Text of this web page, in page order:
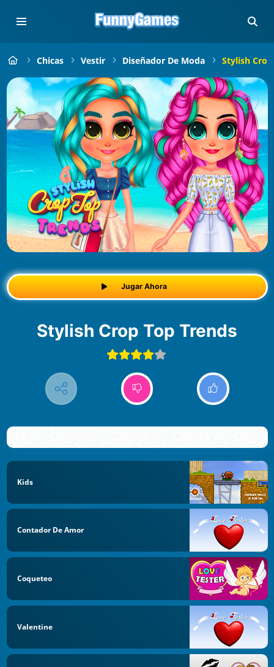
Chicas Vestir Diseñador De Moda Stylish
Jugar Ahora
Stylish Crop Top Trends
Kids
Contador De Amor
Coqueteo
Valentine